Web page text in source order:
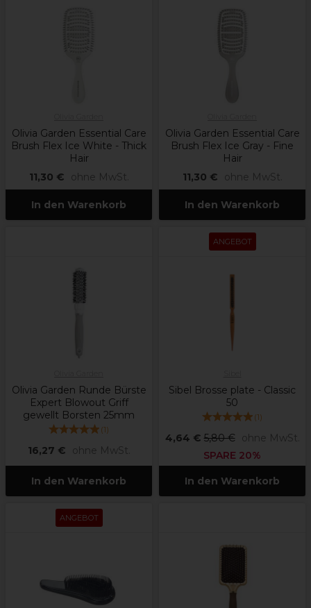
Olivia Garden Essential Care
Brush Flex Ice White - Thick
Hair
11,30 €
ohne MwSt.
In den Warenkorb
Olivia Garden Essential Care
Brush Flex Ice Gray - Fine
Hair
11,30 €
ohne MwSt.
In den Warenkorb
Olivia Garden Runde Bürste
Expert Blowout Griff
gewellt Borsten 25mm
(1)
16,27 € ohne MwSt.
In den Warenkorb
ANGEBOT
Sibel Brosse plate - Classic
50
(1)
4,64 € 5,80 €
ohne MwSt.
SPARE 20%
In den Warenkorb
ANGEBOT